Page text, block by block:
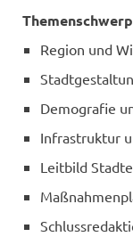
Region und
Demografie
Infrastruktur
Leitbild